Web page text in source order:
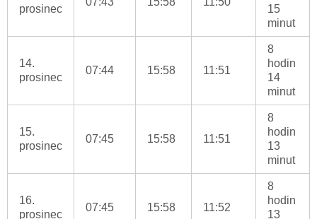
prosinec
15
minut
14.
prosinec
07:44 15:58 11:51
8
hodin
14
minut
15.
prosinec
07:45 15:58 11:51
8
hodin
13
minut
16.
prosinec
07:45 15:58 11:52
8
hodin
13